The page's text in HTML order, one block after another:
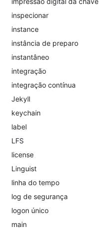
inspecionar
instance
instância de preparo
instantâneo
integração
integração contínua
Jekyll
keychain
label
LFS
license
Linguist
linha do tempo
log de segurança
logon único
main